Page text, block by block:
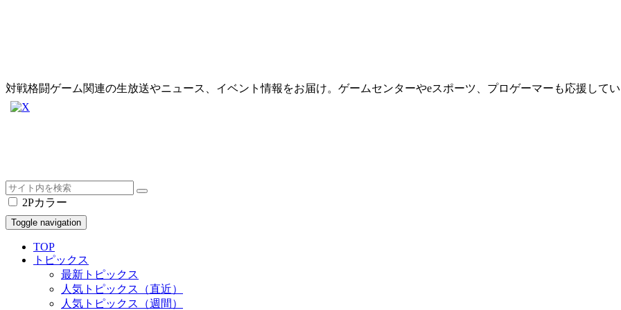
対戦格闘ゲーム関連の生放送やニュース、イベント情報をお届け。ゲームセンターやeスポーツ、プロゲーマーも応援して
2Pカラー
Toggle navigation
TOP
トピックス
最新トピックス
人気トピックス（直近）
人気トピックス（週間）